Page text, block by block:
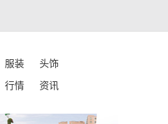
服装
头饰
行情 资讯